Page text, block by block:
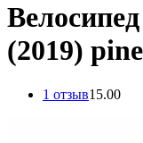
(2019)
1 отзыв1 5.00